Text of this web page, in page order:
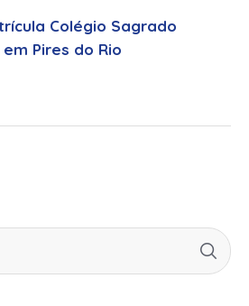
Colégio Sagrado
Pires do Rio